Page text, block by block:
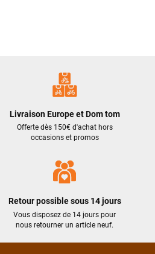
Livraison Europe et Dom tom
Offerte dès 150€ d'achat hors
occasions et promos
Retour possible sous 14 jours
Vous disposez de 14 jours pour
nous retourner un article neuf.